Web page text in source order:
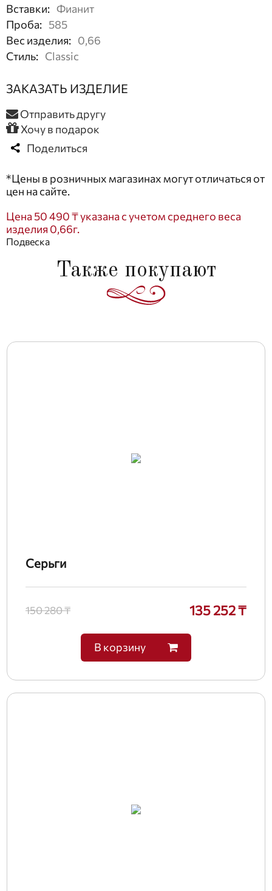
Вставки: Фианит
Проба: 585
Вес изделия: 0,66
Стиль: Classic
ЗАКАЗАТЬ ИЗДЕЛИЕ
Отправить другу
Хочу в подарок
Поделиться
*Цены в розничных магазинах могут отличаться от
цен на сайте.
Цена 50 490 ₸ указана с учетом среднего веса
изделия 0,66г.
Подвеска
Также покупают
Серьги
150 280 ₸ 135 252 ₸
В корзину